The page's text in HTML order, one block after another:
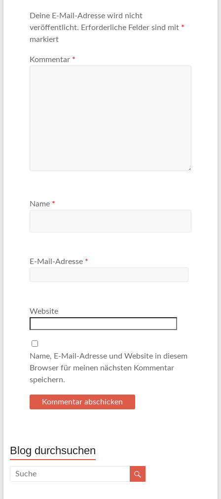
Deine E-Mail-Adresse wird nicht
veröffentlicht. Erforderliche Felder sind mit *
markiert
Kommentar *
Name *
E-Mail-Adresse *
Website
Name, E-Mail-Adresse und Website in diesem
Browser für meinen nächsten Kommentar
speichern.
Blog durchsuchen